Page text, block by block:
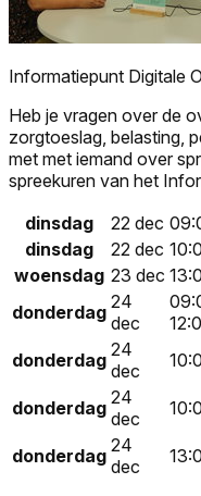
Informatiepunt Digitale
Heb je vragen over de
zorgtoeslag, belasting,
met met iemand over
spreekuren van het
dinsdag
22 dec
dinsdag
22 dec
woensdag 23 dec
donderdag 24
dec
donderdag 24
dec
donderdag 24
dec
donderdag 24
dec